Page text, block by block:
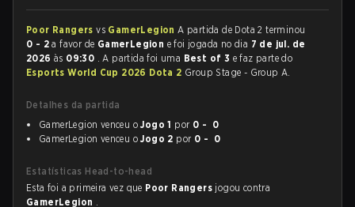
Poor Rangersvs GamerLegionA partida de Dota 2 terminou
0 - 2 a favor de GamerLegion e foi jogada no dia 7 de jul. de
2026 às 09:30 . A partida foi uma Best of 3 e faz parte do
Esports World Cup 2026 Dota 2 Group Stage - Group A.
Detalhes da partida
GamerLegion venceu oJogo 1 por 0 - 0
GamerLegion venceu oJogo 2 por 0 - 0
Estatísticas Head-to-head
Esta foi a primeira vez que Poor Rangers jogou contra
GamerLegion .